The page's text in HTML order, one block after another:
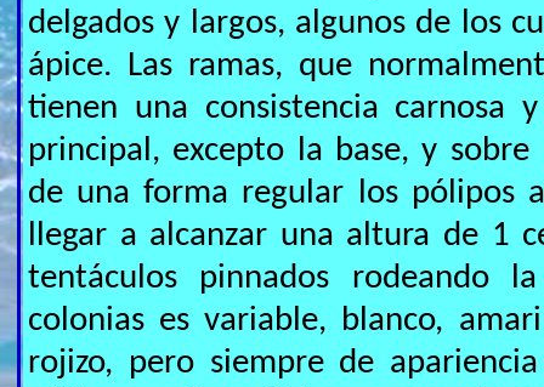
delgados y largos, algunos de los
ápice. Las ramas, que
tienen una consistencia carnosa
principal, excepto la base, y
de una forma regular los pólipos
llegar a alcanzar una altura de 1
tentáculos pinnados rodeando
colonias es variable, blanco,
rojizo, pero siempre de